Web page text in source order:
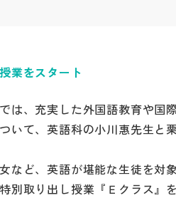
業をスタート
は、充実した外国語教育や国
いて、英語科の小川惠先生と
など、英語が堪能な生徒を対
別取り出し授業『Ｅクラス』